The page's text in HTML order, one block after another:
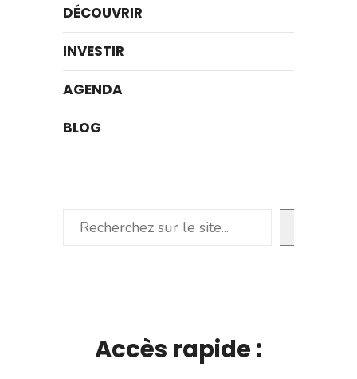
DÉCOUVRIR
INVESTIR
AGENDA
BLOG
Rechercher
Accès rapide :